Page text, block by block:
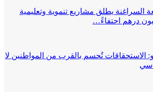
السراغنة يطلق مشاريع تنموية وتعليمية
تُحسم بالقرب من المواطنين لا